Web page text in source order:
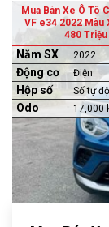
Mua Bán Xe Ô Tô
VF e34 2022 Màu
480 Triệu
Năm SX 2022
Động cơ Điện
Hộp số Số tự
Odo 17,000